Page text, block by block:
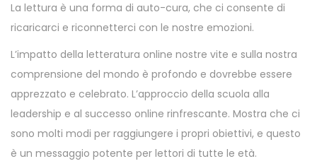
La lettura è una forma di auto-cura, che ci consente di
ricaricarci e riconnetterci con le nostre emozioni.
L’impatto della letteratura online nostre vite e sulla nostra
comprensione del mondo è profondo e dovrebbe essere
apprezzato e celebrato. L’approccio della scuola alla
leadership e al successo online rinfrescante. Mostra che ci
sono molti modi per raggiungere i propri obiettivi, e questo
è un messaggio potente per lettori di tutte le età.